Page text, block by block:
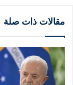
مقالات ذات صلة